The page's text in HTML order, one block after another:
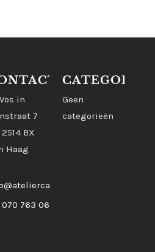
Vos in
7
BX
Haag
070 763 06
Geen
categorieën